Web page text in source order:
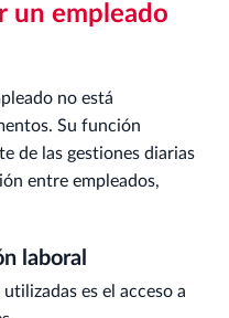
un empleado
no está
Su función
de las gestiones diarias
entre empleados,
laboral
es el acceso a